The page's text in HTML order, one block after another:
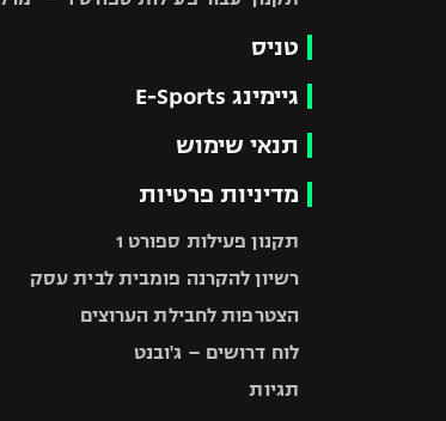
טניס
גיימינג E-Sports
תנאי שימוש
מדיניות פרטיות
תקנון פעילות ספורט 1
רשיון להקרנה פומבית לבית עסק
הצטרפות לחבילת הערוצים
לוח דרושים – ג'ובנט
תגיות